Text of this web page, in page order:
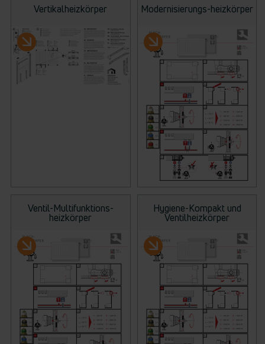
Vertikalheizkörper Modernisierungs-heizkörper
Ventil-Multifunktions-
heizkörper
Hygiene-Kompakt und
Ventilheizkörper